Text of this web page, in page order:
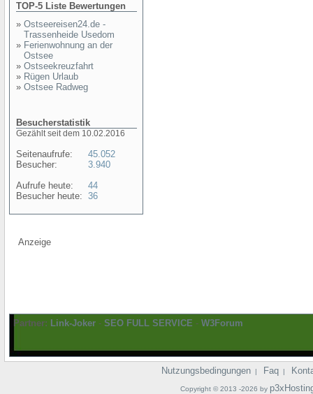
TOP-5 Liste Bewertungen
» Ostseereisen24.de -
Trassenheide Usedom
» Ferienwohnung an der
Ostsee
» Ostseekreuzfahrt
» Rügen Urlaub
» Ostsee Radweg
Besucherstatistik
Gezählt seit dem 10.02.2016
Seitenaufrufe:
Besucher:
Aufrufe heute:
Besucher heute:
45.052
3.940
44
36
Anzeige
Partner: Link-Joker - SEO FULL SERVICE - W3Forum
Nutzungsbedingungen | Faq |
Copyright © 2013 -2026 by